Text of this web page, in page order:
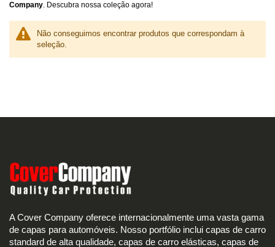
Company. Descubra nossa coleção agora!
Não conseguimos encontrar produtos que correspondam à
seleção.
A Cover Company oferece internacionalmente uma vasta gama
de capas para automóveis. Nosso portfólio inclui capas de carro
standard de alta qualidade, capas de carro elásticas, capas de